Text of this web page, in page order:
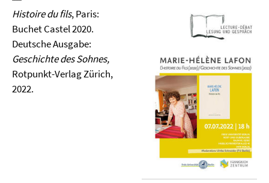
Histoire du fils, Paris:
Buchet Castel 2020.
Deutsche Ausgabe:
Geschichte des Sohnes,
Rotpunkt-Verlag Zürich,
2022.